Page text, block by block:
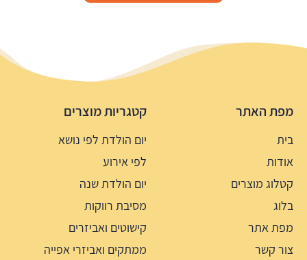
מפת האתר
בית
אודות
קטלוג מוצרים
בלוג
מפת אתר
צור קשר
קטגריות מוצרים
יום הולדת לפי נושא
לפי אירוע
יום הולדת שנה
מסיבת רווקות
קישוטים ואביזרים
ממתקים ואביזרי אפייה